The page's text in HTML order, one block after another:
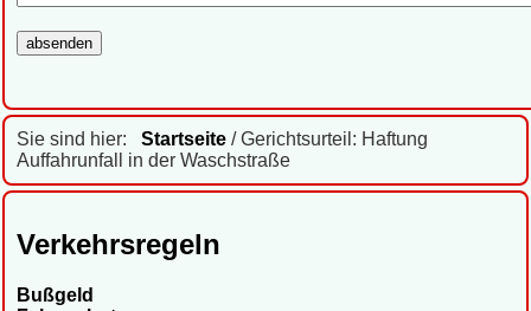
Sie sind hier: Startseite / Gerichtsurteil: Haftung
Auffahrunfall in der Waschstraße
Verkehrsregeln
Bußgeld